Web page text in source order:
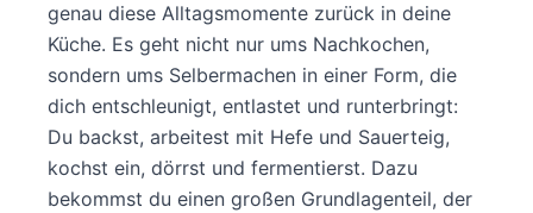
genau diese Alltagsmomente zurück in deine
Küche. Es geht nicht nur ums Nachkochen,
sondern ums Selbermachen in einer Form, die
dich entschleunigt, entlastet und runterbringt:
Du backst, arbeitest mit Hefe und Sauerteig,
kochst ein, dörrst und fermentierst. Dazu
bekommst du einen großen Grundlagenteil, der